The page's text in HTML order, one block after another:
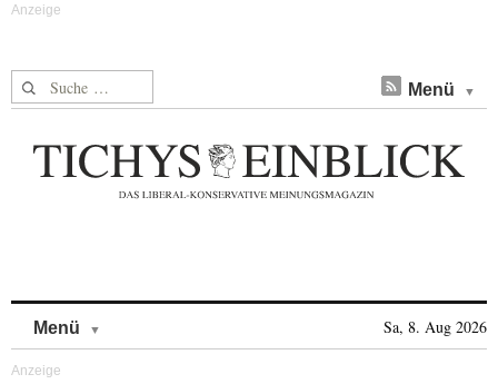
Suche nach: Menü
Menü Sa, 8. Aug 2026